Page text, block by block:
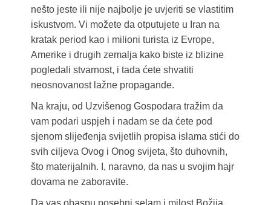
nešto jeste ili nije najbolje je uvjeriti se vlastitim
iskustvom. Vi možete da otputujete u Iran na
kratak period kao i milioni turista iz Evrope,
Amerike i drugih zemalja kako biste iz blizine
pogledali stvarnost, i tada ćete shvatiti
neosnovanost lažne propagande.
Na kraju, od Uzvišenog Gospodara tražim da
vam podari uspjeh i nadam se da ćete pod
sjenom slijeđenja svijetlih propisa islama stići do
svih ciljeva Ovog i Onog svijeta, što duhovnih,
što materijalnih. I, naravno, da nas u svojim hajr
dovama ne zaboravite.